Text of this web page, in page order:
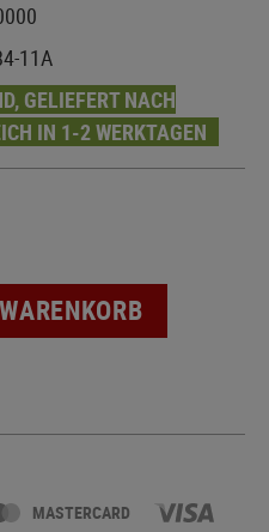
11A
GELIEFERT NACH
IN 1-2 WERKTAGEN
MASTERCARD